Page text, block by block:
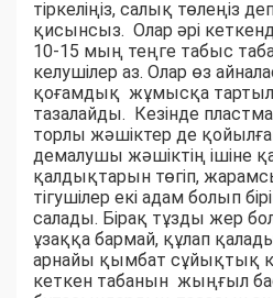
тіркеліңіз, салық төлеңіз
қисынсыз. Олар әрі
10-15 мың теңге табыс
келушілер аз. Олар өз
қоғамдық жұмысқа
тазалайды. Кезінде
торлы жәшіктер де
демалушы жәшіктің ішіне
қалдықтарын төгіп,
тігушілер екі адам болып
салады. Бірақ тұзды жер
ұзаққа бармай, құлап
арнайы қымбат сұйықтық
кеткен табанын жыңғыл